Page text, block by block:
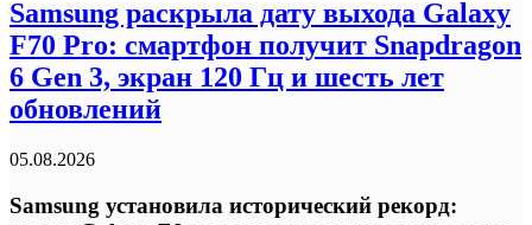
Samsung раскрыла дату выхода Galaxy
F70 Pro: смартфон получит Snapdragon
6 Gen 3, экран 120 Гц и шесть лет
обновлений
05.08.2026
Samsung установила исторический рекорд: